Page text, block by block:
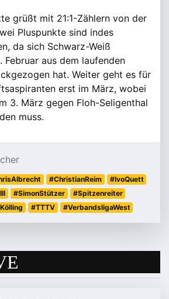
grüßt mit 21:1-Zählern von der
Pluspunkte sind indes
da sich Schwarz-Weiß
Februar aus dem laufenden
hat. Weiter geht es für
erst im März, wobei
3. März gegen Floh-Seligenthal
muss.
#ChristianReim
#IvoQuett
#SimonStützer
#Spitzenreiter
#TTTV #VerbandsligaWest